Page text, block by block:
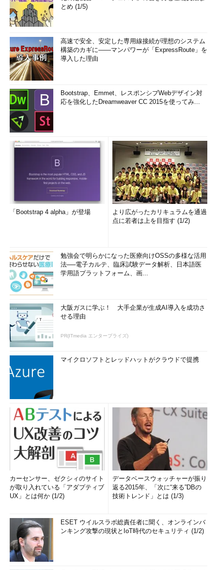
とめ (1/5)
高速で安全、安定した専用線接続が理想のシステム
構築のカギに――マンパワーが「ExpressRoute」を
導入した理由
Bootstrap、Emmet、レスポンシブWebデザイン対
応を強化したDreamweaver CC 2015を使ってみ...
「Bootstrap 4 alpha」が登場
より広がったカリキュラムを通過
点に若者は上を目指す (1/2)
勉強会で明らかになった医療向けOSSの多様な活用
法──電子カルテ、臨床試験データ解析、日本語医
学用語プラットフォーム、画...
大阪ガスに学ぶ！ 大手企業が生成AI導入を成功さ
せる理由
PR(ITmedia エンタープライズ)
マイクロソフトとレッドハットがクラウドで提携
カーセンサー、ゼクシィのサイト
が取り入れている「アダプティブ
UX」とは何か (1/2)
データベースウォッチャーが振り
返る2015年、「次に“来る”DBの
技術トレンド」とは (1/3)
ESET ウイルスラボ総責任者に聞く、オンラインバ
ンキング攻撃の現状とIoT時代のセキュリティ (1/2)